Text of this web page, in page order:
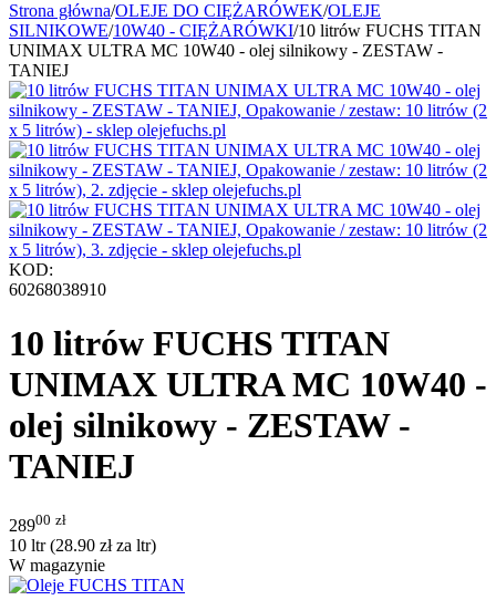
Strona główna/OLEJE DO CIĘŻARÓWEK/OLEJE
SILNIKOWE/10W40 - CIĘŻARÓWKI/10 litrów FUCHS TITAN
UNIMAX ULTRA MC 10W40 - olej silnikowy - ZESTAW -
TANIEJ
KOD:
60268038910
10 litrów FUCHS TITAN
UNIMAX ULTRA MC 10W40 -
olej silnikowy - ZESTAW -
TANIEJ
28900 zł
10 ltr (28.90 złza ltr)
W magazynie